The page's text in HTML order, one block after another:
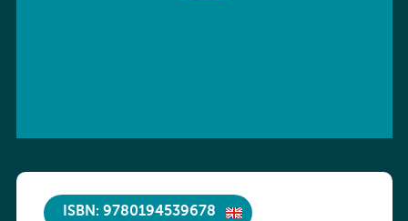
ISBN: 9780194539678